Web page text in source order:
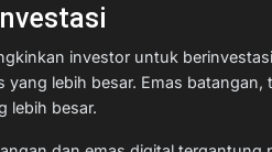
investor untuk
yang lebih besar. Emas
lebih besar.